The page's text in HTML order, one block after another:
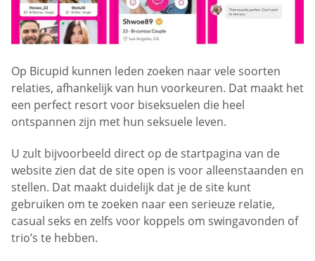
Op Bicupid kunnen leden zoeken naar vele soorten
relaties, afhankelijk van hun voorkeuren. Dat maakt het
een perfect resort voor biseksuelen die heel
ontspannen zijn met hun seksuele leven.
U zult bijvoorbeeld direct op de startpagina van de
website zien dat de site open is voor alleenstaanden en
stellen. Dat maakt duidelijk dat je de site kunt
gebruiken om te zoeken naar een serieuze relatie,
casual seks en zelfs voor koppels om swingavonden of
trio’s te hebben.